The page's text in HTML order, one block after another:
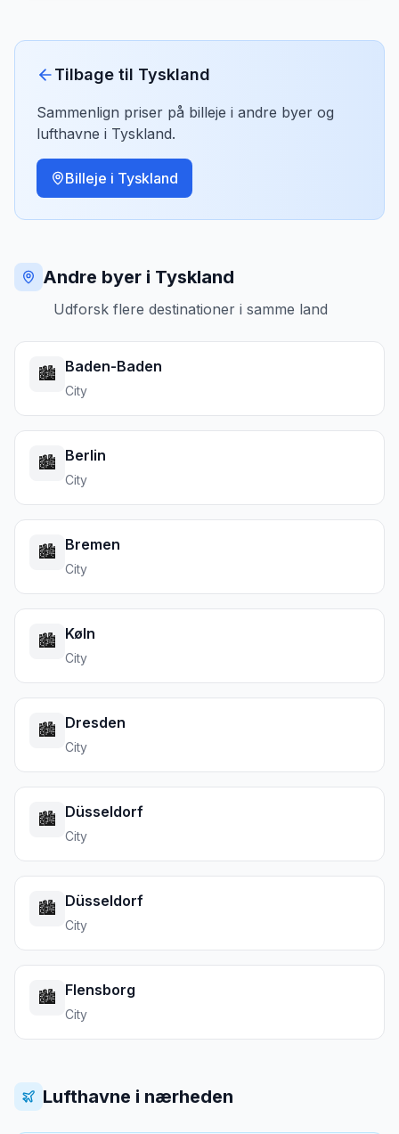
Tilbage til Tyskland
Sammenlign priser på billeje i andre byer og
lufthavne i Tyskland.
Billeje i Tyskland
Andre byer i Tyskland
Udforsk flere destinationer i samme land
🏙️ Baden-Baden
City
🏙️ Berlin
City
🏙️ Bremen
City
🏙️ Køln
City
🏙️ Dresden
City
🏙️ Düsseldorf
City
🏙️ Düsseldorf
City
🏙️ Flensborg
City
Lufthavne i nærheden